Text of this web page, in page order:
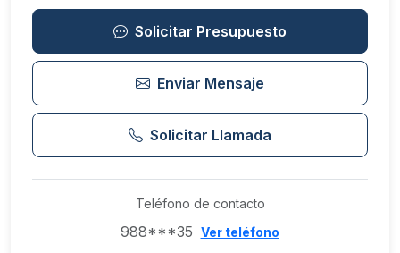
Solicitar Presupuesto
Enviar Mensaje
Solicitar Llamada
Teléfono de contacto
988***35 Ver teléfono